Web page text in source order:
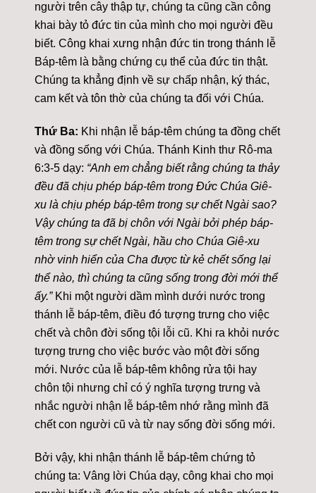
người trên cây thập tự, chúng ta cũng cần công
khai bày tỏ đức tin của mình cho mọi người đều
biết. Công khai xưng nhận đức tin trong thánh lễ
Báp-têm là bằng chứng cụ thể của đức tin thật.
Chúng ta khẳng định về sự chấp nhận, ký thác,
cam kết và tôn thờ của chúng ta đối với Chúa.
Thứ Ba: Khi nhận lễ báp-têm chúng ta đồng chết
và đồng sống với Chúa. Thánh Kinh thư Rô-ma
6:3-5 dạy: “Anh em chẳng biết rằng chúng ta thảy
đều đã chịu phép báp-têm trong Đức Chúa Giê-
xu là chịu phép báp-têm trong sự chết Ngài sao?
Vậy chúng ta đã bị chôn với Ngài bởi phép báp-
têm trong sự chết Ngài, hầu cho Chúa Giê-xu
nhờ vinh hiển của Cha được từ kẻ chết sống lại
thể nào, thì chúng ta cũng sống trong đời mới thể
ấy.”Khi một người dầm mình dưới nước trong
thánh lễ báp-têm, điều đó tượng trưng cho việc
chết và chôn đời sống tội lỗi cũ. Khi ra khỏi nước
tượng trưng cho việc bước vào một đời sống
mới. Nước của lễ báp-têm không rửa tội hay
chôn tội nhưng chỉ có ý nghĩa tượng trưng và
nhắc người nhận lễ báp-têm nhớ rằng mình đã
chết con người cũ và từ nay sống đời sống mới.
Bởi vậy, khi nhận thánh lễ báp-têm chứng tỏ
chúng ta: Vâng lời Chúa dạy, công khai cho mọi